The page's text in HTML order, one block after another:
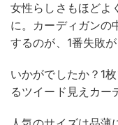
女性らしさもほどよ
に。カーディガンの
するのが、1番失敗
いかがでしたか？1
るツイード見えカー